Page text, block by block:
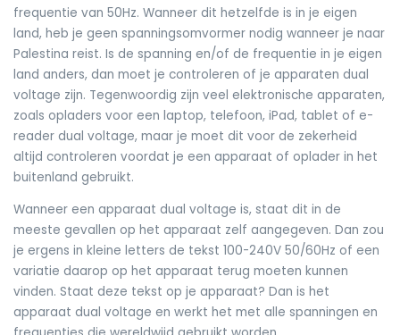
frequentie van 50Hz. Wanneer dit hetzelfde is in je eigen
land, heb je geen spanningsomvormer nodig wanneer je naar
Palestina reist. Is de spanning en/of de frequentie in je eigen
land anders, dan moet je controleren of je apparaten dual
voltage zijn. Tegenwoordig zijn veel elektronische apparaten,
zoals opladers voor een laptop, telefoon, iPad, tablet of e-
reader dual voltage, maar je moet dit voor de zekerheid
altijd controleren voordat je een apparaat of oplader in het
buitenland gebruikt.
Wanneer een apparaat dual voltage is, staat dit in de
meeste gevallen op het apparaat zelf aangegeven. Dan zou
je ergens in kleine letters de tekst 100-240V 50/60Hz of een
variatie daarop op het apparaat terug moeten kunnen
vinden. Staat deze tekst op je apparaat? Dan is het
apparaat dual voltage en werkt het met alle spanningen en